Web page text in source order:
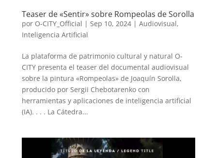
Teaser de «Sentir» sobre Rompeolas de Sorolla
por O-CITY_Official | Sep 10, 2024| Audiovisual,
Inteligencia Artificial
La plataforma de patrimonio cultural y natural O-
CITY presenta el teaser del documental audiovisual
sobre la pintura «Rompeolas» de Joaquín Sorolla,
producido por Sergii Chebotarenko con
herramientas y aplicaciones de inteligencia artificial
(IA). . . . La Cátedra...